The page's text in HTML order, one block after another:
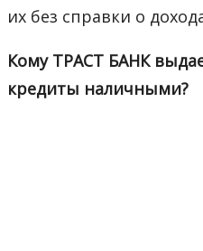
их без справки о
Кому ТРАСТ БАНК
кредиты наличными?